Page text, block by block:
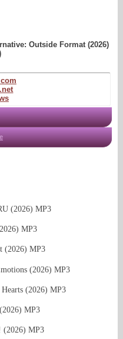
Outside Format (2026)
(2026) MP3
MP3
(2026) MP3
(2026) MP3
(2026) MP3
MP3
(2026) MP3